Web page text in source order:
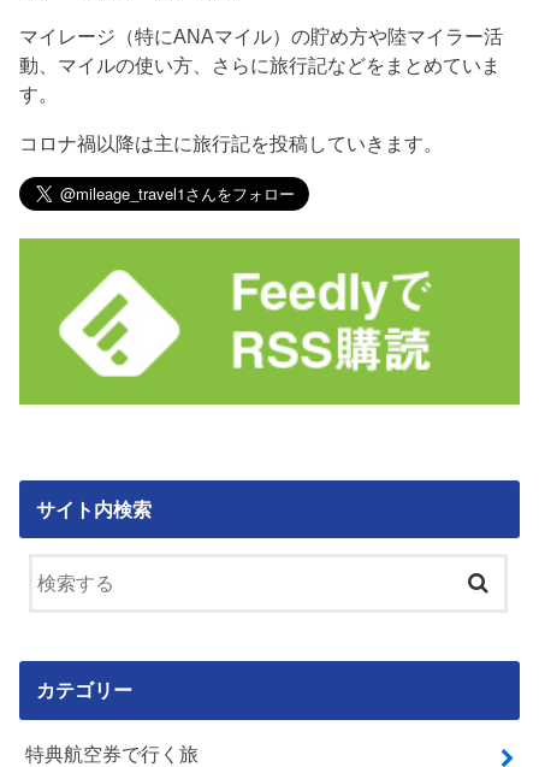
マイレージ（特にANAマイル）の貯め方や陸マイラー活
動、マイルの使い方、さらに旅行記などをまとめていま
す。
コロナ禍以降は主に旅行記を投稿していきます。
サイト内検索
カテゴリー
特典航空券で行く旅